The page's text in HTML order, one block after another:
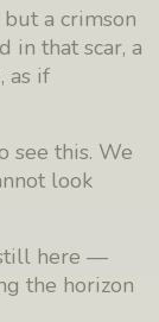
a crimson
in that scar, a
as if
see this. We
look
here —
the horizon